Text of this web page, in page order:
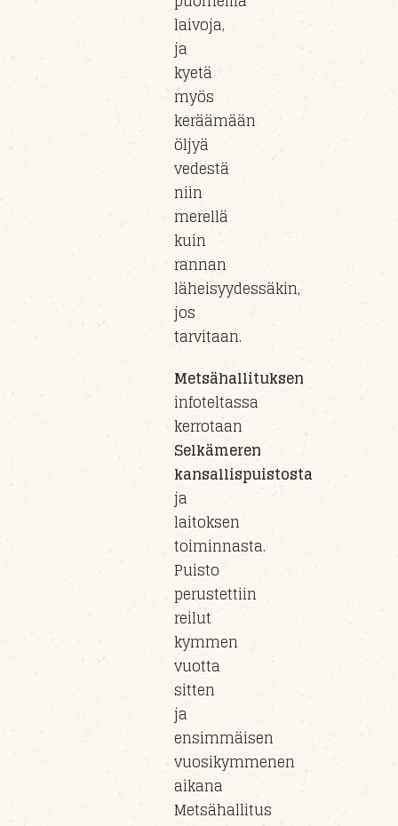
laivoja,
ja
kyetä
myös
keräämään
öljyä
vedestä
niin
merellä
kuin
rannan
läheisyydessäkin,
jos
tarvitaan.
Metsähallituksen
infoteltassa
kerrotaan
Selkämeren
kansallispuistosta
ja
laitoksen
toiminnasta.
Puisto
perustettiin
reilut
kymmen
vuotta
sitten
ja
ensimmäisen
vuosikymmenen
aikana
Metsähallitus